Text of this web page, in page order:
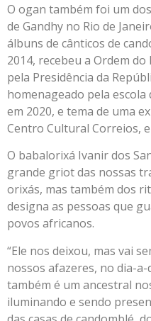
O ogan também foi um
de Gandhy no Rio de
álbuns de cânticos de
2014, recebeu a Ordem
pela Presidência da
homenageado pela escola
em 2020, e tema de uma
Centro Cultural Correios,
O babalorixá Ivanir dos
grande griot das nossas
orixás, mas também dos
designa as pessoas que
povos africanos.
“Ele nos deixou, mas vai
nossos afazeres, no dia-
também é um ancestral
iluminando e sendo